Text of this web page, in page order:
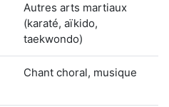
Autres arts martiaux
(karaté, aïkido,
taekwondo)
Chant choral, musique